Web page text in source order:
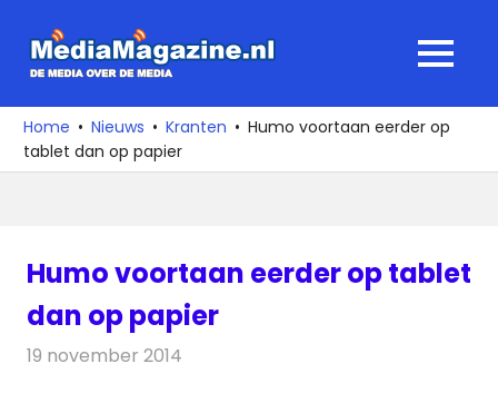
naar
media
over
de
MENU
Home Nieuws Kranten
Humo voortaan eerder op
tablet dan op papier
Humo voortaan eerder op tablet
dan op papier
19 november 2014